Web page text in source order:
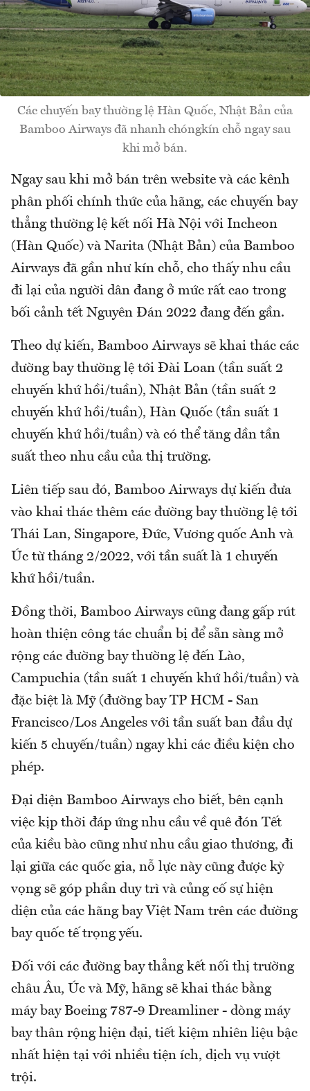
Các chuyến bay thường lệ Hàn Quốc, Nhật Bản của
Bamboo Airways đã nhanh chóngkín chỗ ngay sau
khi mở bán.
Ngay sau khi mở bán trên website và các kênh
phân phối chính thức của hãng, các chuyến bay
thẳng thường lệ kết nối Hà Nội với Incheon
(Hàn Quốc) và Narita (Nhật Bản) của Bamboo
Airways đã gần như kín chỗ, cho thấy nhu cầu
đi lại của người dân đang ở mức rất cao trong
bối cảnh tết Nguyên Đán 2022 đang đến gần.
Theo dự kiến, Bamboo Airways sẽ khai thác các
đường bay thường lệ tới Đài Loan (tần suất 2
chuyến khứ hồi/tuần), Nhật Bản (tần suất 2
chuyến khứ hồi/tuần), Hàn Quốc (tần suất 1
chuyến khứ hồi/tuần) và có thể tăng dần tần
suất theo nhu cầu của thị trường.
Liên tiếp sau đó, Bamboo Airways dự kiến đưa
vào khai thác thêm các đường bay thường lệ tới
Thái Lan, Singapore, Đức, Vương quốc Anh và
Úc từ tháng 2/2022, với tần suất là 1 chuyến
khứ hồi/tuần.
Đồng thời, Bamboo Airways cũng đang gấp rút
hoàn thiện công tác chuẩn bị để sẵn sàng mở
rộng các đường bay thường lệ đến Lào,
Campuchia (tần suất 1 chuyến khứ hồi/tuần) và
đặc biệt là Mỹ (đường bay TP HCM - San
Francisco/Los Angeles với tần suất ban đầu dự
kiến 5 chuyến/tuần) ngay khi các điều kiện cho
phép.
Đại diện Bamboo Airways cho biết, bên cạnh
việc kịp thời đáp ứng nhu cầu về quê đón Tết
của kiều bào cũng như nhu cầu giao thương, đi
lại giữa các quốc gia, nỗ lực này cũng được kỳ
vọng sẽ góp phần duy trì và củng cố sự hiện
diện của các hãng bay Việt Nam trên các đường
bay quốc tế trọng yếu.
Đối với các đường bay thẳng kết nối thị trường
châu Âu, Úc và Mỹ, hãng sẽ khai thác bằng
máy bay Boeing 787-9 Dreamliner - dòng máy
bay thân rộng hiện đại, tiết kiệm nhiên liệu bậc
nhất hiện tại với nhiều tiện ích, dịch vụ vượt
trội.